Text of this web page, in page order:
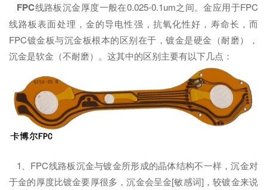
FPC线路板沉金厚度一般在0.025-0.1um之间。金应用于FPC
线路板表面处理，金的导电性强，抗氧化性好，寿命长，而
FPC镀金板与沉金板根本的区别在于，镀金是硬金（耐磨），
沉金是软金（不耐磨）。这其中的区别主要有以下几点：
1、FPC线路板沉金与镀金所形成的晶体结构不一样，沉金对
于金的厚度比镀金要厚很多，沉金会呈金[敏感词]，较镀金来说